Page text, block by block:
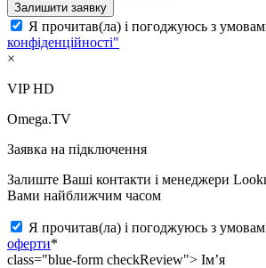
Залишити заявку
Я прочитав(ла) і погоджуюсь з
конфіденційності"
×
VIP HD
Omega.TV
Заявка на підключення
Залиште Ваші контакти і менеджери
Вами найближчим часом
Я прочитав(ла) і погоджуюсь з
оферти*
class="blue-form checkReview"> Ім’я